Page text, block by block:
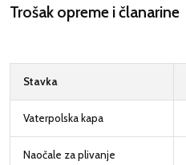
Trošak opreme i članarine
Stavka
Vaterpolska kapa
Naočale za plivanje